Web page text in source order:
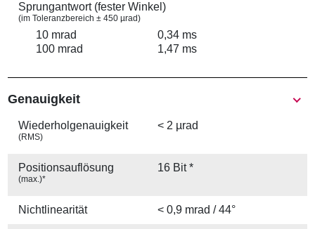
Sprungantwort (fester Winkel)
(im Toleranzbereich ± 450 µrad)
10 mrad
0,34 ms
100 mrad
1,47 ms
Genauigkeit
Wiederhol­genauigkeit
(RMS)
< 2 µrad
Positions­auflösung
(max.)*
16 Bit *
Nichtlinearität < 0,9 mrad / 44°